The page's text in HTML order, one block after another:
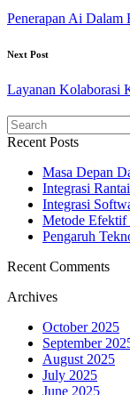
Penerapan Ai Dalam
Next Post
Layanan Kolaborasi
Recent Posts
Masa Depan
Integrasi
Integrasi
Metode Efektif
Pengaruh
Recent Comments
Archives
October 2025
September
August 2025
July 2025
June 2025